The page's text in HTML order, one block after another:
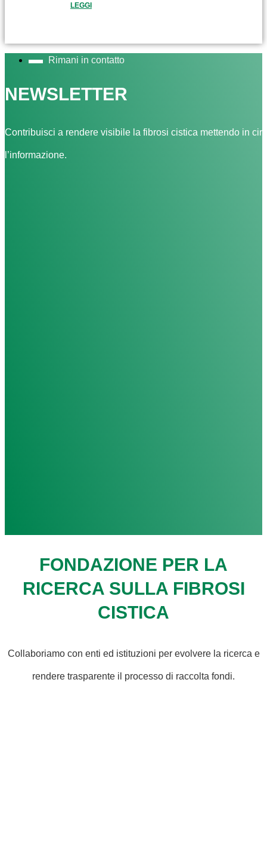
LEGGI
Rimani in contatto
NEWSLETTER
Contribuisci a rendere visibile la fibrosi cistica mettendo in
l’informazione.
FONDAZIONE PER LA
RICERCA SULLA FIBROSI
CISTICA
Collaboriamo con enti ed istituzioni per evolvere la ricerca e
rendere trasparente il processo di raccolta fondi.